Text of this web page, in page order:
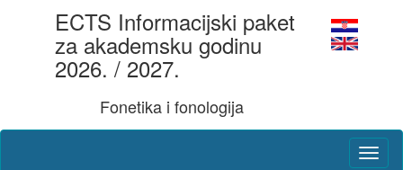
ECTS Informacijski paket
za akademsku godinu
2026. / 2027.
Fonetika i fonologija